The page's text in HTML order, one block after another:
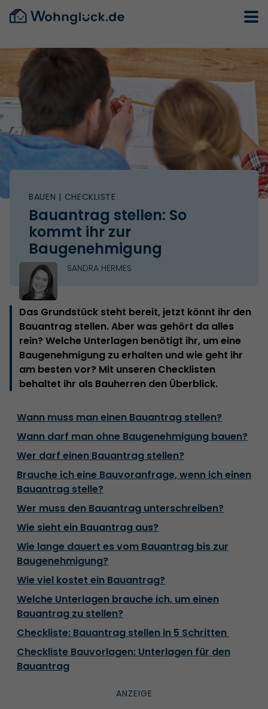
BAUEN | CHECKLISTE
Bauantrag stellen: So
kommt ihr zur
Baugenehmigung
SANDRA HERMES
Das Grundstück steht bereit, jetzt könnt ihr den
Bauantrag stellen. Aber was gehört da alles
rein? Welche Unterlagen benötigt ihr, um eine
Baugenehmigung zu erhalten und wie geht ihr
am besten vor? Mit unseren Checklisten
behaltet ihr als Bauherren den Überblick.
Wann muss man einen Bauantrag stellen?
Wann darf man ohne Baugenehmigung bauen?
Wer darf einen Bauantrag stellen?
Brauche ich eine Bauvoranfrage, wenn ich einen
Bauantrag stelle?
Wer muss den Bauantrag unterschreiben?
Wie sieht ein Bauantrag aus?
Wie lange dauert es vom Bauantrag bis zur
Baugenehmigung?
Wie viel kostet ein Bauantrag?
Welche Unterlagen brauche ich, um einen
Bauantrag zu stellen?
Checkliste: Bauantrag stellen in 5 Schritten
Checkliste Bauvorlagen: Unterlagen für den
Bauantrag